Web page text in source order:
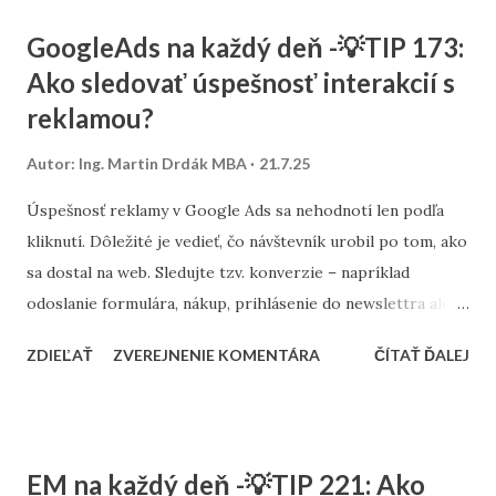
linkbuilding naopak posilňuje podstránky, ktoré sú
obchodne alebo obsahovo dôležité. V agentúre Consultee
pri optimalizácii webov vždy navrhujeme plán interného
kľúčové témy a správanie návštevníkov. Interné odkazy nie
sú len o SEO – pomáhajú aj pri lepšej používateľskej
skúsenosti, čo je dnes pre Google čoraz dôležitejšie. Ak
prevádzkujete e-shop alebo obsahový web, uistite sa, že
každý dôležitý článok či produkt je dostupný cez niekoľ...
GoogleAds na každý deň -💡TIP 173:
Ako sledovať úspešnosť interakcií s
reklamou?
Autor: Ing. Martin Drdák MBA 21.7.25
Úspešnosť reklamy v Google Ads sa nehodnotí len podľa
kliknutí. Dôležité je vedieť, čo návštevník urobil po tom, ako
sa dostal na web. Sledujte tzv. konverzie – napríklad
odoslanie formulára, nákup, prihlásenie do newslettra alebo
prepojiť s Google Ads cez konverzné meranie . Ak
alebo kľúčové slová skutočne prinášajú výsledky.
ZDIEĽAŤ ZVEREJNENIE KOMENTÁRA ČÍTAŤ ĎALEJ
EM na každý deň -💡TIP 221: Ako